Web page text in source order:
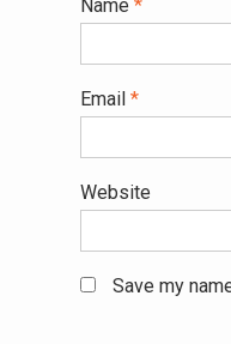
Name *
Email *
Website
Save my